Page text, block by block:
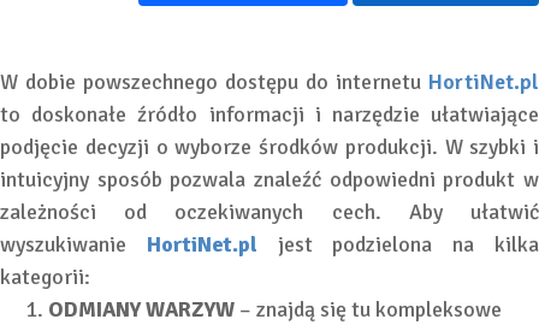
W dobie powszechnego dostępu do internetu HortiNet.pl
to doskonałe źródło informacji i narzędzie ułatwiające
podjęcie decyzji o wyborze środków produkcji. W szybki i
intuicyjny sposób pozwala znaleźć odpowiedni produkt w
zależności od oczekiwanych cech. Aby ułatwić
wyszukiwanie HortiNet.pl
jest podzielona na kilka
kategorii:
ODMIANY WARZYW – znajdą się tu kompleksowe